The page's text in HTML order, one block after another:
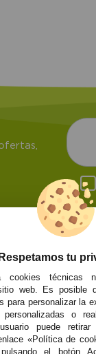
NOSOTROS
Quiénes somos
Info
Respetamos tu
cookies técnicas
web. Es posible
para personalizar la
personalizadas o
puede
«Política de
el botón